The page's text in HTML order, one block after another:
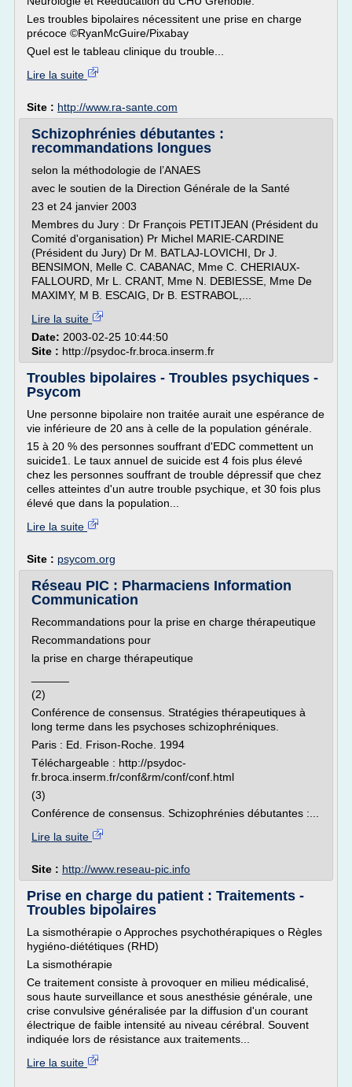
Les troubles bipolaires nécessitent une prise en charge
précoce ©RyanMcGuire/Pixabay
Quel est le tableau clinique du trouble...
Lire la suite
Site : http://www.ra-sante.com
Schizophrénies débutantes :
recommandations longues
selon la méthodologie de l’ANAES
avec le soutien de la Direction Générale de la Santé
23 et 24 janvier 2003
Membres du Jury : Dr François PETITJEAN (Président du
Comité d'organisation) Pr Michel MARIE-CARDINE
(Président du Jury) Dr M. BATLAJ-LOVICHI, Dr J.
BENSIMON, Melle C. CABANAC, Mme C. CHERIAUX-
FALLOURD, Mr L. CRANT, Mme N. DEBIESSE, Mme De
MAXIMY, M B. ESCAIG, Dr B. ESTRABOL,...
Lire la suite
Date: 2003-02-25 10:44:50
Site : http://psydoc-fr.broca.inserm.fr
Troubles bipolaires - Troubles psychiques -
Psycom
Une personne bipolaire non traitée aurait une espérance de
vie inférieure de 20 ans à celle de la population générale.
15 à 20 % des personnes souffrant d'EDC commettent un
suicide1. Le taux annuel de suicide est 4 fois plus élevé
chez les personnes souffrant de trouble dépressif que chez
celles atteintes d'un autre trouble psychique, et 30 fois plus
élevé que dans la population...
Lire la suite
Site : psycom.org
Réseau PIC : Pharmaciens Information
Communication
Recommandations pour la prise en charge thérapeutique
Recommandations pour
la prise en charge thérapeutique
(2)
Conférence de consensus. Stratégies thérapeutiques à
long terme dans les psychoses schizophréniques.
Paris : Ed. Frison-Roche. 1994
Téléchargeable : http://psydoc-
fr.broca.inserm.fr/conf&rm/conf/conf.html
(3)
Conférence de consensus. Schizophrénies débutantes :...
Lire la suite
Site : http://www.reseau-pic.info
Prise en charge du patient : Traitements -
Troubles bipolaires
La sismothérapie o Approches psychothérapiques o Règles
hygiéno-diététiques (RHD)
La sismothérapie
Ce traitement consiste à provoquer en milieu médicalisé,
sous haute surveillance et sous anesthésie générale, une
crise convulsive généralisée par la diffusion d'un courant
électrique de faible intensité au niveau cérébral. Souvent
indiquée lors de résistance aux traitements...
Lire la suite